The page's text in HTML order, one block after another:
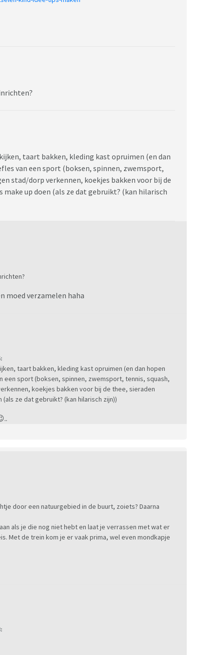
taart bakken, kleding kast opruimen (en dan
van een sport (boksen, spinnen, zwemsport,
stad/dorp verkennen, koekjes bakken voor bij de
up doen (als ze dat gebruikt? (kan hilarisch
moed verzamelen haha
taart bakken, kleding kast opruimen (en dan hopen
een sport (boksen, spinnen, zwemsport, tennis, squash,
koekjes bakken voor bij de thee, sieraden
ze dat gebruikt? (kan hilarisch zijn))
door een natuurgebied in de buurt, zoiets? Daarna
als je die nog niet hebt en laat je verrassen met wat er
Met de trein kom je er vaak prima, wel even mondkapje